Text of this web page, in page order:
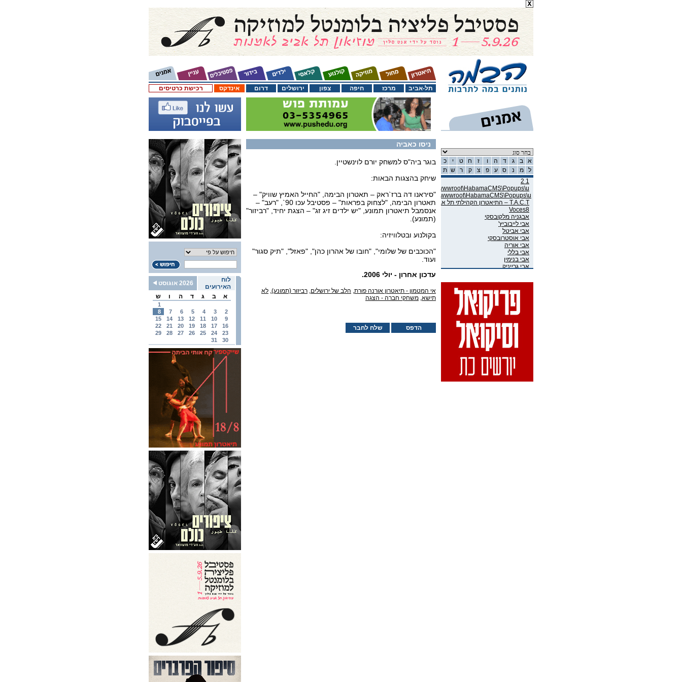
רכישת כרטיסים אינדקס דרום ירושלים צפון חיפה מרכז תל-אביב
לוח
האירועים
2026 אוגוסט
א
ב ג ד ה ו ש
1
2
3
4
5
6
7
8
9
10
11
12
13
14
15
16
17
18
19
20
21
22
23
24
25
26
27
28
29
30
31
ניסו כאביה
בוגר ביה"ס למשחק יורם לוינשטיין.
שיחק בהצגות הבאות:
"סיראנו דה ברז`ראק – תאטרון הבימה, "החייל האמיץ שוויק" –
תאטרון הבימה, "לצחוק בפראות" – פסטיבל עכו 90`, "רעב" –
אנסמבל תיאטרון תמונע, "יש ילדים זיג זג" – הצגת יחיד, "רביזור"
(תמונע).
בקולנוע ובטלוויזיה:
"הכוכבים של שלומי", "חובו של אהרון כהן", "פאזל", "תיק סגור"
ועוד.
עדכון אחרון - יולי 2006.
אי המטמון - תיאטרון אורנה פורת, הלב של ירושלים, רביזור (תמונע), לא
תישא, משחקי חברה - הצגה
שלח לחבר הדפס
כ י ט ח ז ו ה ד ג ב
א
ת ש ר ק צ פ ע ס נ מ
ל
1 2
C:\domains\habama.co.il\wwwroot\HabamaCMS\Popups\u
C:\domains\habama.co.il\wwwroot\HabamaCMS\Popups\u
T.A.C.T – התיאטרון הקהילתי תל אביב
Voces8
אבגניה מלקובסקי
אבי לייבוביץ'
אבי אביטל
אבי אוסטרובסקי
אבי אוריה
אבי בללי
אבי בנימין
אבי גרייניק
אבי טרמין
אבי פניני
אבי קושניר
אבי שושני
אבי שכוי
אבי אליאס
אבי גיבסון בר-אל
אביב רון
אביגיל ארד
אביה בן דוד
אביה קופלמן